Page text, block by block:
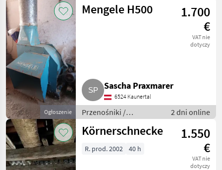
dmuchawe
Ogłoszenie
Mengele H500
1.700
€
VAT nie
dotyczy
Sascha Praxmarer
6524 Kaunertal
Przenośniki /
Przenośniki dmuchawe
2 dni online
Körnerschnecke
1.550
€
VAT nie
dotyczy
R. prod. 2002 40 h